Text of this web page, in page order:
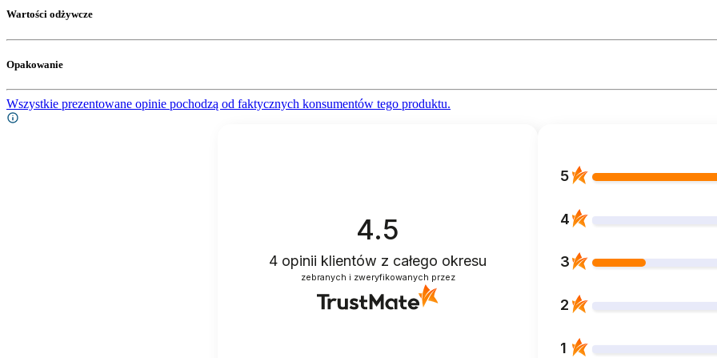
Wartości odżywcze
Opakowanie
Wszystkie prezentowane opinie pochodzą od faktycznych konsumentów tego produktu.
4.5
4 opinii klientów z całego okresu
zebranych i zweryfikowanych przez
5
4
3
2
1